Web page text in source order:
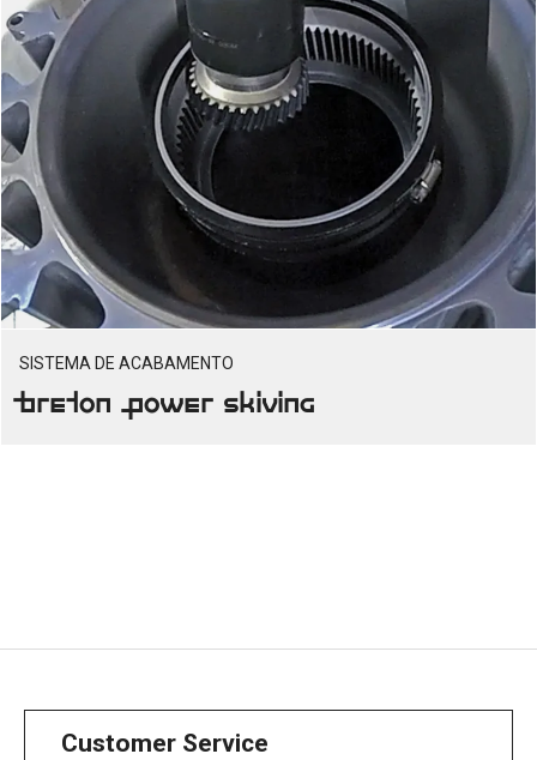
SISTEMA DE ACABAMENTO
Breton Power Skiving
Customer Service